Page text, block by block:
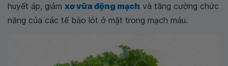
huyết áp, giảm xơ vữa động mạch và tăng cường chức
năng của các tế bào lót ở mặt trong mạch máu.